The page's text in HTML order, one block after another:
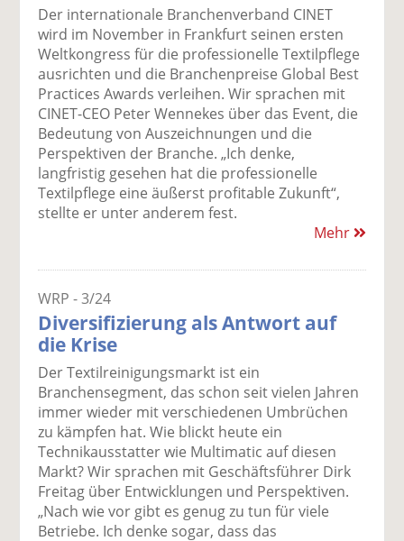
Der internationale Branchenverband CINET
wird im November in Frankfurt seinen ersten
Weltkongress für die professionelle Textilpflege
ausrichten und die Branchenpreise Global Best
Practices Awards verleihen. Wir sprachen mit
CINET-CEO Peter Wennekes über das Event, die
Bedeutung von Auszeichnungen und die
Perspektiven der Branche. „Ich denke,
langfristig gesehen hat die professionelle
Textilpflege eine äußerst profitable Zukunft“,
stellte er unter anderem fest.
Mehr
WRP - 3/24
Diversifizierung als Antwort auf
die Krise
Der Textilreinigungsmarkt ist ein
Branchensegment, das schon seit vielen Jahren
immer wieder mit verschiedenen Umbrüchen
zu kämpfen hat. Wie blickt heute ein
Technikausstatter wie Multimatic auf diesen
Markt? Wir sprachen mit Geschäftsführer Dirk
Freitag über Entwicklungen und Perspektiven.
„Nach wie vor gibt es genug zu tun für viele
Betriebe. Ich denke sogar, dass das